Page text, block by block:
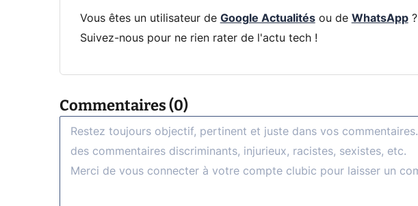
Vous êtes un utilisateur de Google Actualitésou de WhatsApp?
Suivez-nous pour ne rien rater de l'actu tech !
Commentaires (0)